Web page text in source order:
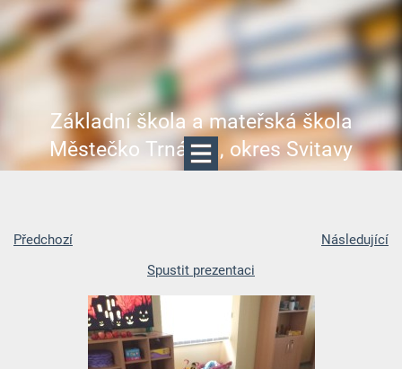
Základní škola a mateřská škola
Městečko Trnávka, okres Svitavy
Předchozí
Následující
Spustit prezentaci